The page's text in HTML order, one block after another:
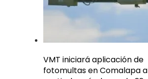
VMT iniciará aplicación de
fotomultas en Comalapa a